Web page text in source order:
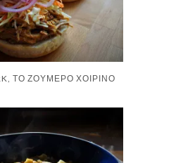
ΤΟ ΖΟΥΜΕΡΌ ΧΟΙΡΙΝΌ